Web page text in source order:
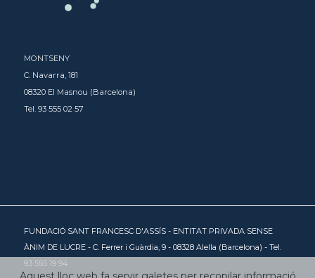
MONTSENY
C. Navarra, 181
08320 El Masnou (Barcelona)
Tel. 93 555 02 57
FUNDACIÓ SANT FRANCESC D'ASSÍS - ENTITAT PRIVADA SENSE
ÀNIM DE LUCRE - C. Ferrer i Guàrdia, 9 - 08328 Alella (Barcelona) - Tel.
93 555 19 94